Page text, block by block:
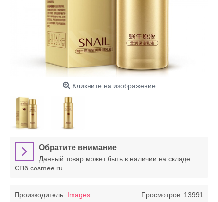
Кликните на изображение
Обратите внимание
Данный товар может быть в наличии на складе
СПб cosmee.ru
Просмотров: 13991
Производитель: Images